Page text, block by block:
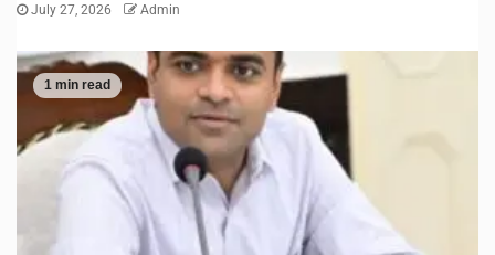
July 27, 2026 Admin
1 min read